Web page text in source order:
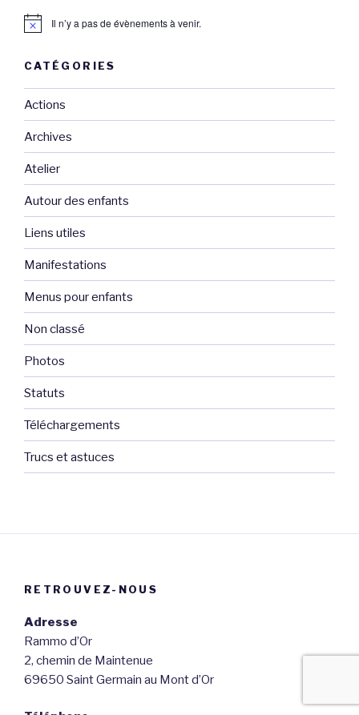
Il n’y a pas de évènements à venir.
CATÉGORIES
Actions
Archives
Atelier
Autour des enfants
Liens utiles
Manifestations
Menus pour enfants
Non classé
Photos
Statuts
Téléchargements
Trucs et astuces
RETROUVEZ-NOUS
Adresse
Rammo d’Or
2, chemin de Maintenue
69650 Saint Germain au Mont d’Or